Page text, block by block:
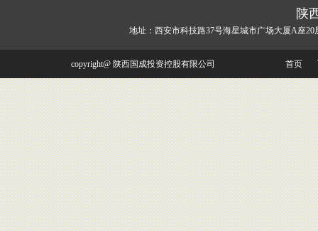
陕
地址：西安市科技路37号海星城市广场大厦A座
copyright@ 陕西国成投资控股有限公司 首页